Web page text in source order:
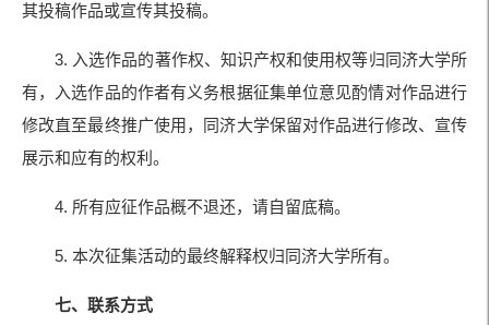
其投稿作品或宣传其投稿。
3. 入选作品的著作权、知识产权和使用权等归同济大学所
有，入选作品的作者有义务根据征集单位意见酌情对作品进行
修改直至最终推广使用，同济大学保留对作品进行修改、宣传
展示和应有的权利。
4. 所有应征作品概不退还，请自留底稿。
5. 本次征集活动的最终解释权归同济大学所有。
七、联系方式